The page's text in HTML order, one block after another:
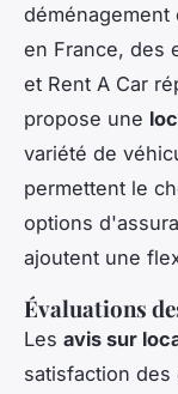
déménagement
en France, des
et Rent A Car
propose une
variété de
permettent le
options
ajoutent une
Évaluations
Les avis sur
satisfaction des